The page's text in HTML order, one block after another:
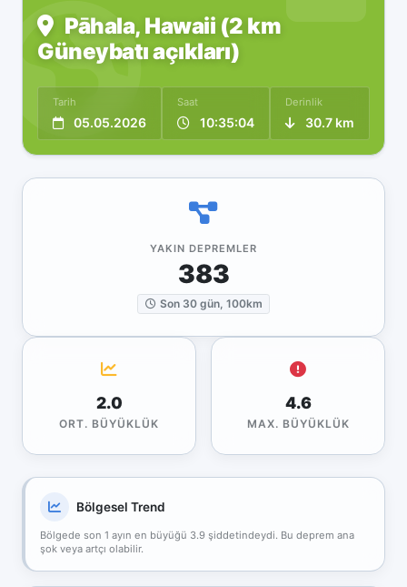
Pāhala, Hawaii (2 km
Güneybatı açıkları)
Tarih
05.05.2026
Saat
10:35:04
Derinlik
30.7 km
YAKIN DEPREMLER
383
Son 30 gün, 100km
2.0
ORT. BÜYÜKLÜK
4.6
MAX. BÜYÜKLÜK
Bölgesel Trend
Bölgede son 1 ayın en büyüğü 3.9 şiddetindeydi. Bu deprem ana
şok veya artçı olabilir.